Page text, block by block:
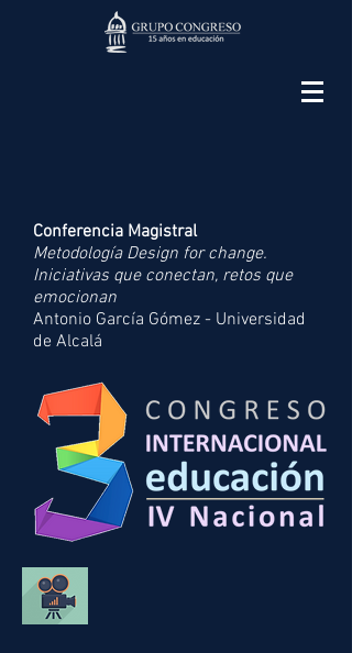
Conferencia Magistral
Metodología Design for change.
Iniciativas que conectan, retos que
emocionan
Antonio García Gómez - Universidad
de Alcalá